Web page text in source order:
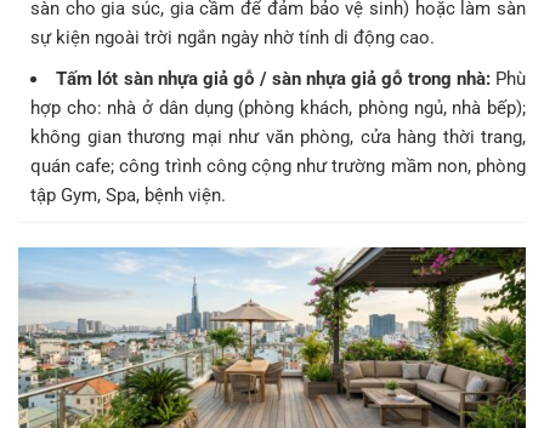
sàn cho gia súc, gia cầm để đảm bảo vệ sinh) hoặc làm sàn
sự kiện ngoài trời ngắn ngày nhờ tính di động cao.
Tấm lót sàn nhựa giả gỗ / sàn nhựa giả gỗ trong nhà:Phù
hợp cho: nhà ở dân dụng (phòng khách, phòng ngủ, nhà bếp);
không gian thương mại như văn phòng, cửa hàng thời trang,
quán cafe; công trình công cộng như trường mầm non, phòng
tập Gym, Spa, bệnh viện.